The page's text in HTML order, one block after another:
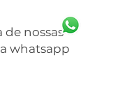
de nossas
whatsapp